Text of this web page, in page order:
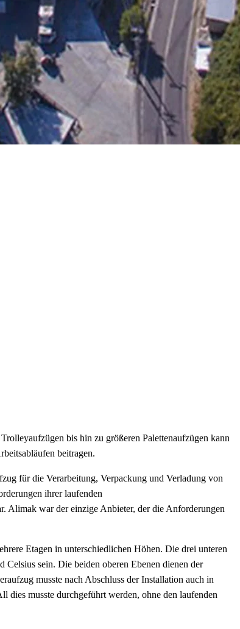
bis hin zu größeren Palettenaufzügen kann
beitragen.
für die Verarbeitung, Verpackung und Verladung von
ihrer laufenden
Alimak war der einzige Anbieter, der die Anforderungen
Etagen in unterschiedlichen Höhen. Die drei unteren
sein. Die beiden oberen Ebenen dienen der
musste nach Abschluss der Installation auch in
dies musste durchgeführt werden, ohne den laufenden